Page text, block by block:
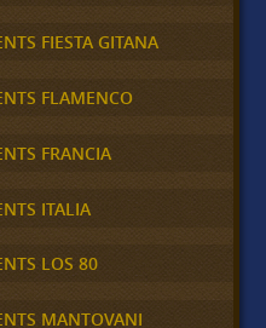
FIESTA GITANA
FLAMENCO
FRANCIA
ITALIA
LOS 80
MANTOVANI